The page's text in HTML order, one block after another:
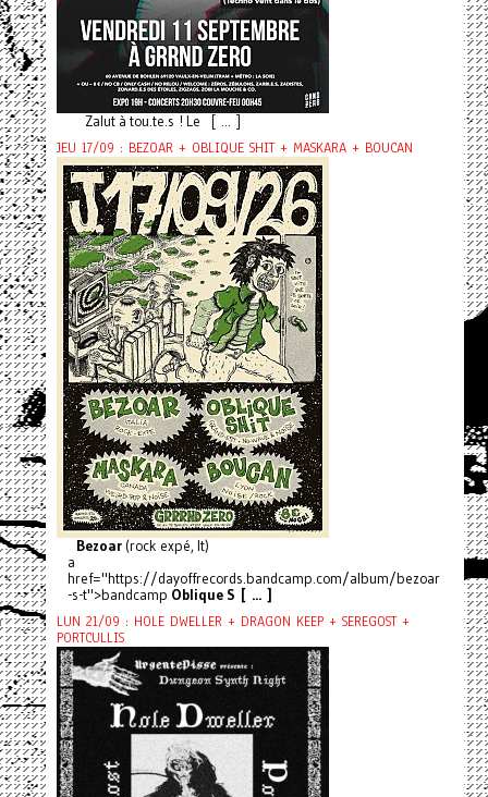
Zalut à tou.te.s ! Le [ ... ]
JEU 17/09 : BEZOAR + OBLIQUE SHIT + MASKARA + BOUCAN
Bezoar(rock expé, It)
a
href="https://dayoffrecords.bandcamp.com/album/bezoar
-s-t">bandcamp Oblique S [ ... ]
LUN 21/09 : HOLE DWELLER + DRAGON KEEP + SEREGOST +
PORTCULLIS